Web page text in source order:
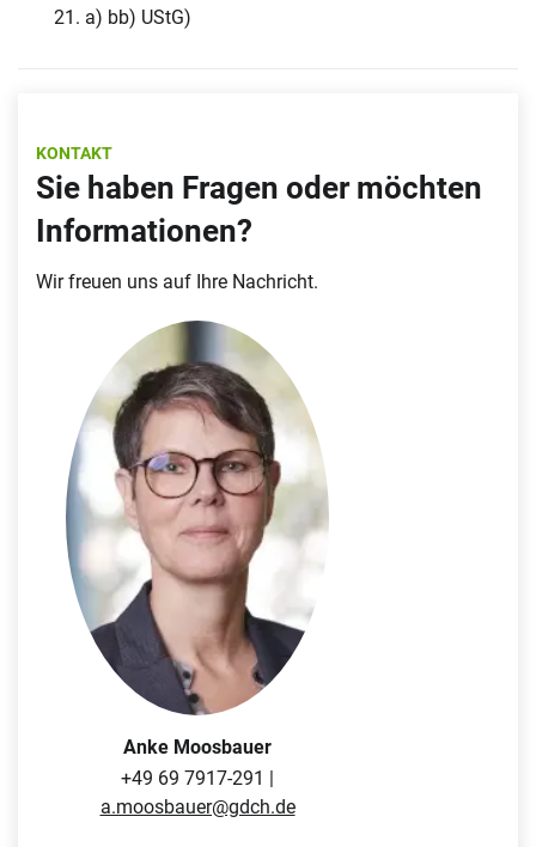
21. a) bb) UStG)
KONTAKT
Sie haben Fragen oder möchten
Informationen?
Wir freuen uns auf Ihre Nachricht.
Anke Moosbauer
+49 69 7917-291 |
a.moosbauer@gdch.de